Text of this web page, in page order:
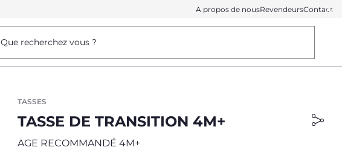
A propos de nousRevendeursContact
Que recherchez vous ?
TASSES
TASSE DE TRANSITION 4M+
AGE RECOMMANDÉ 4M+